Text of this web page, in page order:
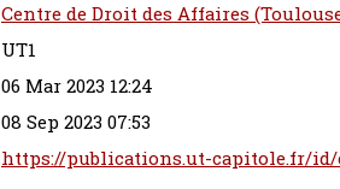
Centre de Droit des Affaires
UT1
06 Mar 2023 12:24
08 Sep 2023 07:53
https://publications.ut-capitole.fr/